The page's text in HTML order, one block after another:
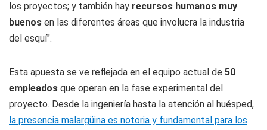
los proyectos; y también hay recursos humanos muy
buenos en las diferentes áreas que involucra la industria
del esquí".
Esta apuesta se ve reflejada en el equipo actual de 50
empleados que operan en la fase experimental del
proyecto. Desde la ingeniería hasta la atención al huésped,
la presencia malargüina es notoria y fundamental para los